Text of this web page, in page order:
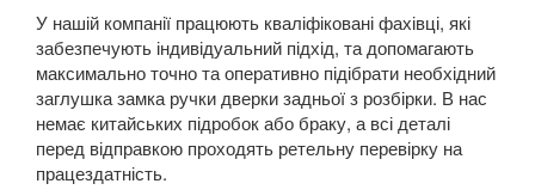
Latitude (L7)
Master III (HD, FD, JD)
Megane II (BM, CM, KM, LM, EM)
Megane III (BZ, DZ, KZ)
У нашій компанії працюють кваліфіковані фахівці, які
забезпечують індивідуальний підхід, та допомагають
максимально точно та оперативно підібрати необхідний
заглушка замка ручки дверки задньої з розбірки. В нас
немає китайських підробок або браку, а всі деталі
перед відправкою проходять ретельну перевірку на
працездатність.